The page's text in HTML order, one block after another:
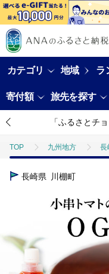
カテゴリ 地域 ラ
寄付額 旅先を探す
「ふるさとチ
TOP 九州地方 長
TOP
加工食品 調
長崎県 川棚町